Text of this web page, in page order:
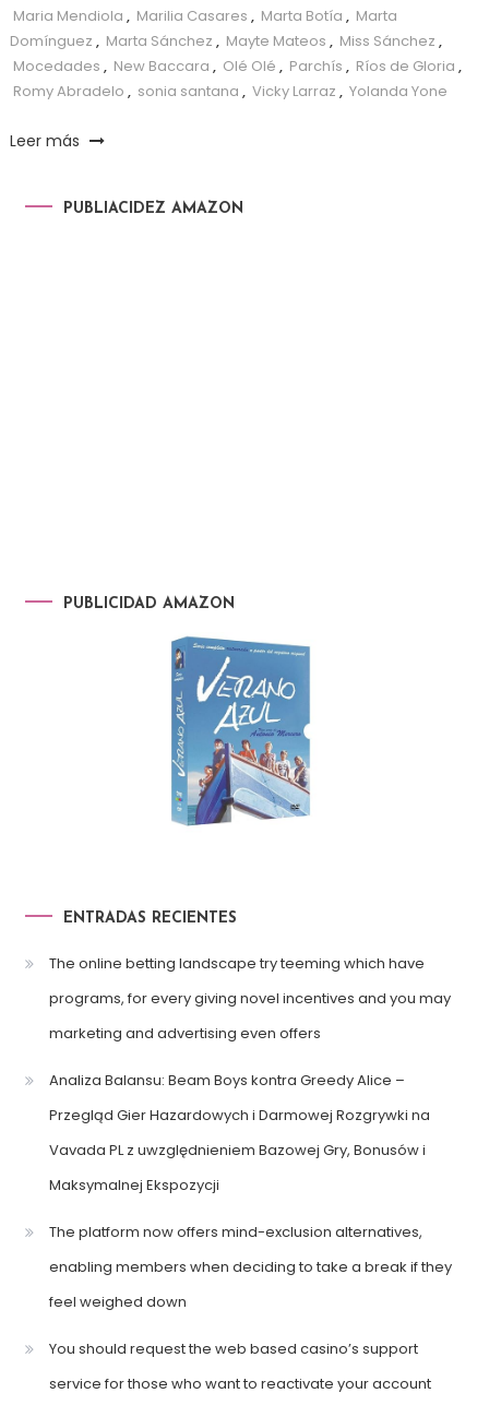
Maria Mendiola , Marilia Casares , Marta Botía , Marta
Domínguez , Marta Sánchez , Mayte Mateos , Miss Sánchez ,
Mocedades , New Baccara , Olé Olé , Parchís , Ríos de Gloria ,
Romy Abradelo , sonia santana , Vicky Larraz , Yolanda Yone
Leer más
PUBLIACIDEZ AMAZON
PUBLICIDAD AMAZON
ENTRADAS RECIENTES
The online betting landscape try teeming which have
programs, for every giving novel incentives and you may
marketing and advertising even offers
Analiza Balansu: Beam Boys kontra Greedy Alice –
Przegląd Gier Hazardowych i Darmowej Rozgrywki na
Vavada PL z uwzględnieniem Bazowej Gry, Bonusów i
Maksymalnej Ekspozycji
The platform now offers mind-exclusion alternatives,
enabling members when deciding to take a break if they
feel weighed down
You should request the web based casino’s support
service for those who want to reactivate your account